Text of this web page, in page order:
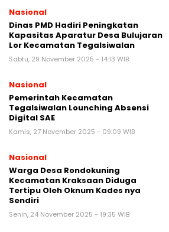
Nasional
Dinas PMD Hadiri Peningkatan
Kapasitas Aparatur Desa Bulujaran
Lor Kecamatan Tegalsiwalan
Sabtu, 29 November 2025 - 14:13 WIB
Nasional
Pemerintah Kecamatan
Tegalsiwalan Lounching Absensi
Digital SAE
Kamis, 27 November 2025 - 09:09 WIB
Nasional
Warga Desa Rondokuning
Kecamatan Kraksaan Diduga
Tertipu Oleh Oknum Kades nya
Sendiri
Senin, 24 November 2025 - 19:35 WIB